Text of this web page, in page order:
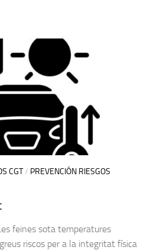
CGT/ PREVENCIÓN RIESGOS
feines sota temperatures
riscos per a la integritat física